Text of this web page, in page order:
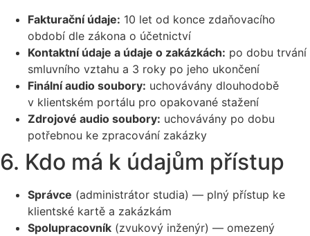
Fakturační údaje: 10 let od konce zdaňovacího
období dle zákona o účetnictví
Kontaktní údaje a údaje o zakázkách: po dobu trvání
smluvního vztahu a 3 roky po jeho ukončení
Finální audio soubory: uchovávány dlouhodobě
v klientském portálu pro opakované stažení
Zdrojové audio soubory: uchovávány po dobu
potřebnou ke zpracování zakázky
6. Kdo má k údajům přístup
Správce (administrátor studia) — plný přístup ke
klientské kartě a zakázkám
Spolupracovník (zvukový inženýr) — omezený